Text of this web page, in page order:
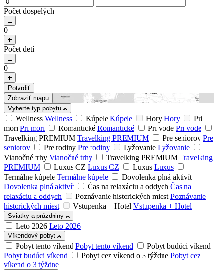
Počet dospelých
0
Počet detí
0
Potvrdiť
Zobraziť mapu
Vyberte typ pobytu
Wellness Wellness Kúpele Kúpele Hory Hory
Pri
mori Pri mori Romantické Romantické Pri vode Pri vode
Travelking PREMIUM Travelking PREMIUM Pre seniorov Pre
seniorov
Pre rodiny Pre rodiny Lyžovanie Lyžovanie
Vianočné trhy Vianočné trhy Travelking PREMIUM Travelking
PREMIUM
Luxus CZ Luxus CZ Luxus Luxus
Termálne kúpele Termálne kúpele
Dovolenka plná aktivít
Dovolenka plná aktivít
Čas na relaxáciu a oddych Čas na
relaxáciu a oddych
Poznávanie historických miest Poznávanie
historických miest
Vstupenka + Hotel Vstupenka + Hotel
Sviatky a prázdniny
Leto 2026 Leto 2026
Víkendový pobyt
Pobyt tento víkend Pobyt tento víkend
Pobyt budúci víkend
Pobyt budúci víkend
Pobyt cez víkend o 3 týždne Pobyt cez
víkend o 3 týždne